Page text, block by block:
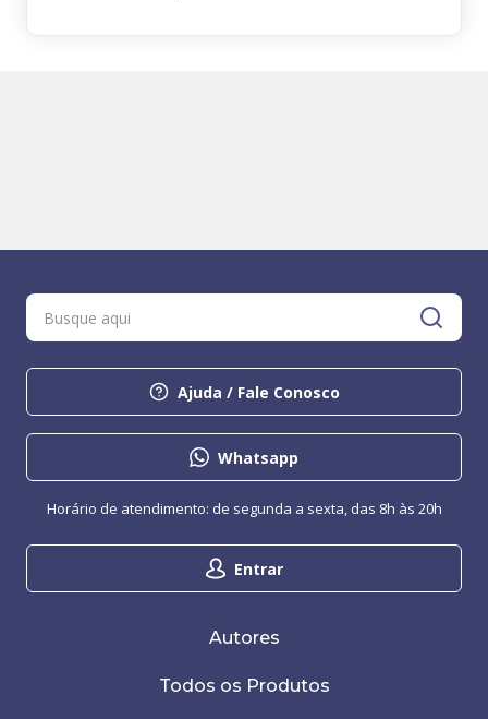
Ajuda / Fale Conosco
Whatsapp
Entrar
Horário de atendimento: de segunda a sexta, das 8h às 20h
Autores
Todos os Produtos